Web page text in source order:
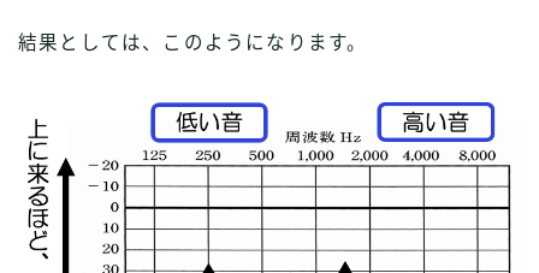
結果としては、このようになります。